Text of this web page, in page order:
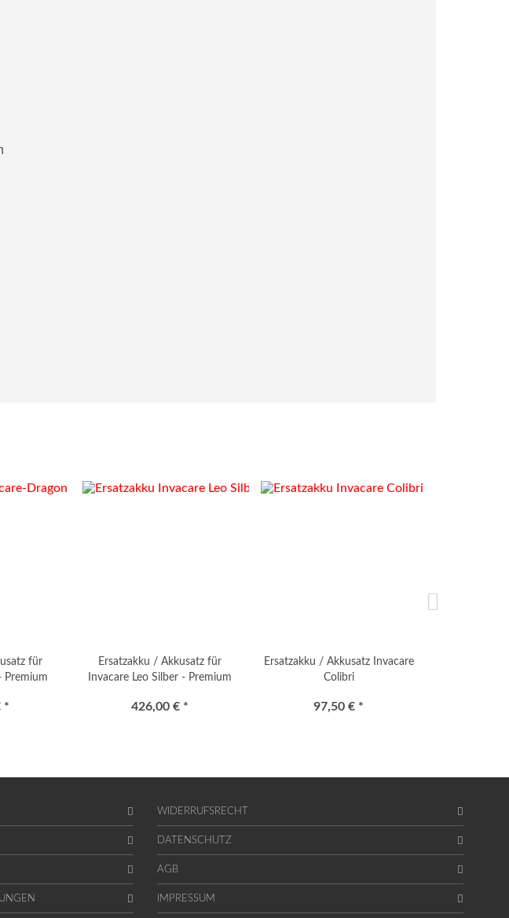
für
Premium
*
Ersatzakku / Akkusatz für
Invacare Leo Silber - Premium
426,00 € *
Ersatzakku / Akkusatz Invacare
Colibri
97,50 € *
WIDERRUFSRECHT
DATENSCHUTZ
AGB
IMPRESSUM